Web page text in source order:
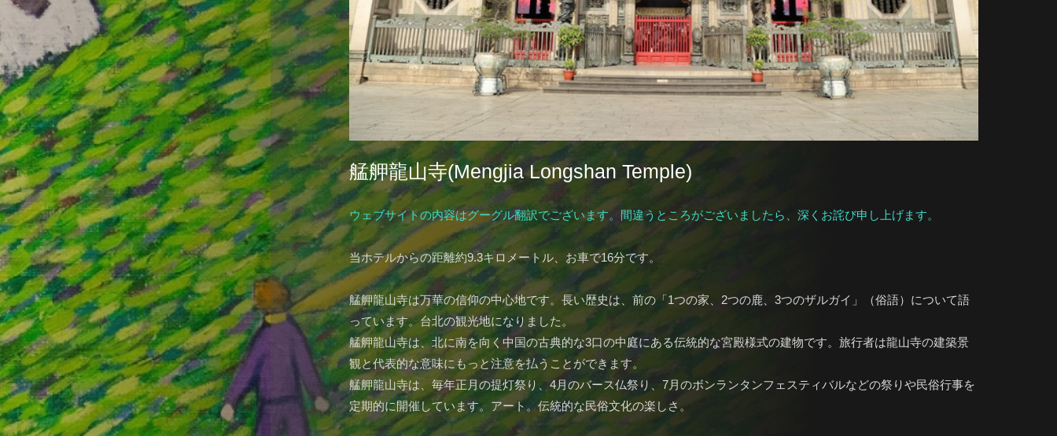
艋舺龍山寺(Mengjia Longshan Temple)
ウェブサイトの内容はグーグル翻訳でございます。間違うところがございましたら、深くお詫び申し上げます。
当ホテルからの距離約9.3キロメートル、お車で16分です。
艋舺龍山寺は万華の信仰の中心地です。長い歴史は、前の「1つの家、2つの鹿、3つのザルガイ」（俗語）について語
っています。台北の観光地になりました。
艋舺龍山寺は、北に南を向く中国の古典的な3口の中庭にある伝統的な宮殿様式の建物です。旅行者は龍山寺の建築景
観と代表的な意味にもっと注意を払うことができます。
艋舺龍山寺は、毎年正月の提灯祭り、4月のバース仏祭り、7月のボンランタンフェスティバルなどの祭りや民俗行事を
定期的に開催しています。アート。伝統的な民俗文化の楽しさ。